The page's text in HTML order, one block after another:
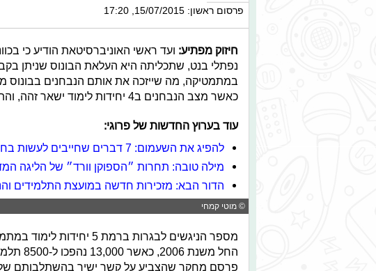
פרסום ראשון: 15/07/2015, 17:20
חיזוק מפתיע: ועד ראשי האוניברסיטאת הודיע כי
כאשר מצב הנבחנים ב4 יחידות לימוד ישאר זהה, והתלמידים ייזוכו ב-12.5 נקודות בלבד.
עוד בערוץ החדשות של פרוגי:
להפיג את השעמום: 7 דברים שחייבים לעשות בחופשה
מילה טובה: תחרות ״הספוקן וורד״ של הליגה
הדור הבא: מזכירות חדשה במועצת התלמידים
© מוטי קמחי